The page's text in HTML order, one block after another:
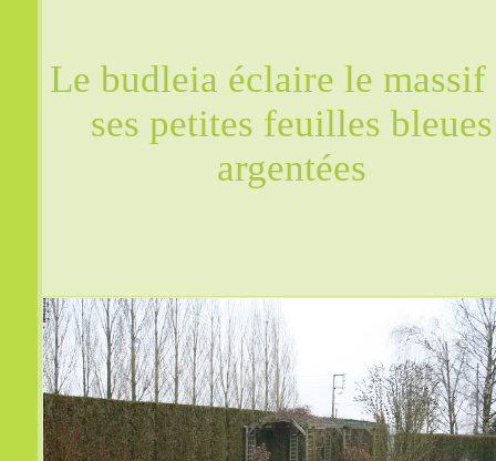
Le budleia éclaire le massif
ses petites feuilles bleues
argentées